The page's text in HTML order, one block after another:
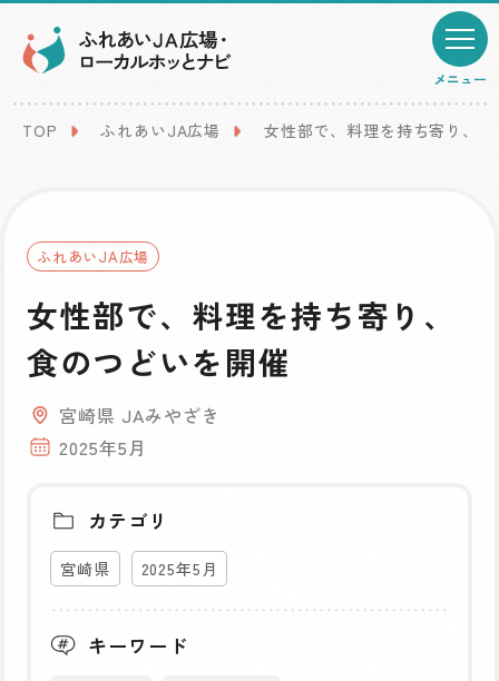
メニュー
TOP ふれあいJA広場 女性部で、料理を持ち寄り、
ふれあいJA広場
女性部で、料理を持ち寄り、
食のつどいを開催
宮崎県 JAみやざき
2025年5月
カテゴリ
宮崎県 2025年5月
キーワード